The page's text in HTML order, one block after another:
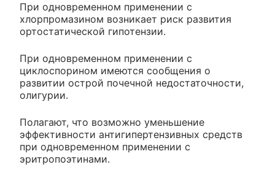
При одновременном применении с
хлорпромазином возникает риск развития
ортостатической гипотензии.
При одновременном применении с
циклоспорином имеются сообщения о
развитии острой почечной недостаточности,
олигурии.
Полагают, что возможно уменьшение
эффективности антигипертензивных средств
при одновременном применении с
эритропоэтинами.